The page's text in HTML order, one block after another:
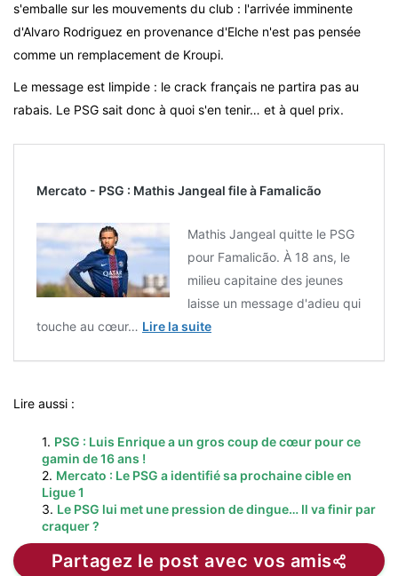
s'emballe sur les mouvements du club : l'arrivée imminente
d'Alvaro Rodriguez en provenance d'Elche n'est pas pensée
comme un remplacement de Kroupi.
Le message est limpide : le crack français ne partira pas au
rabais. Le PSG sait donc à quoi s'en tenir… et à quel prix.
Mercato - PSG : Mathis Jangeal file à Famalicão
Mathis Jangeal quitte le PSG
pour Famalicão. À 18 ans, le
milieu capitaine des jeunes
laisse un message d'adieu qui
touche au cœur… Lire la suite
Lire aussi :
1. PSG : Luis Enrique a un gros coup de cœur pour ce
gamin de 16 ans !
2. Mercato : Le PSG a identifié sa prochaine cible en
Ligue 1
3. Le PSG lui met une pression de dingue… Il va finir par
craquer ?
Partagez le post avec vos amis